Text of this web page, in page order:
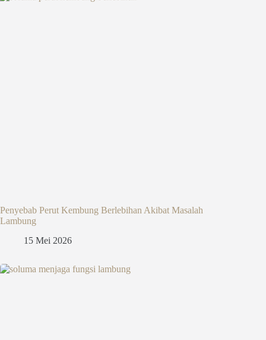
Penyebab Perut Kembung Berlebihan Akibat Masalah
Lambung
15 Mei 2026